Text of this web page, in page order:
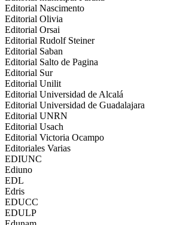
Editorial Nascimento
Editorial Olivia
Editorial Orsai
Editorial Rudolf Steiner
Editorial Saban
Editorial Salto de Pagina
Editorial Sur
Editorial Unilit
Editorial Universidad de Alcalá
Editorial Universidad de Guadalajara
Editorial UNRN
Editorial Usach
Editorial Victoria Ocampo
Editoriales Varias
EDIUNC
Ediuno
EDL
Edris
EDUCC
EDULP